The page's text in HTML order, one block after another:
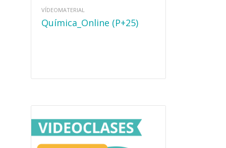
VÍDEOMATERIAL
Química_Online (P+25)